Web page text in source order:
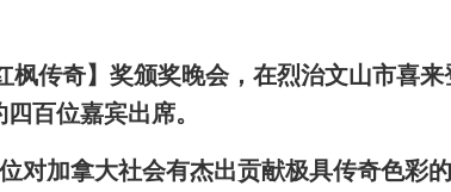
传奇】奖颁奖晚会，在烈治文山市喜来
百位嘉宾出席。
对加拿大社会有杰出贡献极具传奇色彩